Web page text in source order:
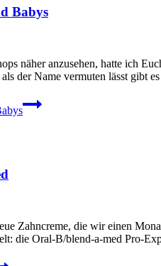
Babys
anzusehen, hatte ich
der Name vermuten lässt
Zahncreme, die wir einen
die Oral-B/blend-a-med Pro-